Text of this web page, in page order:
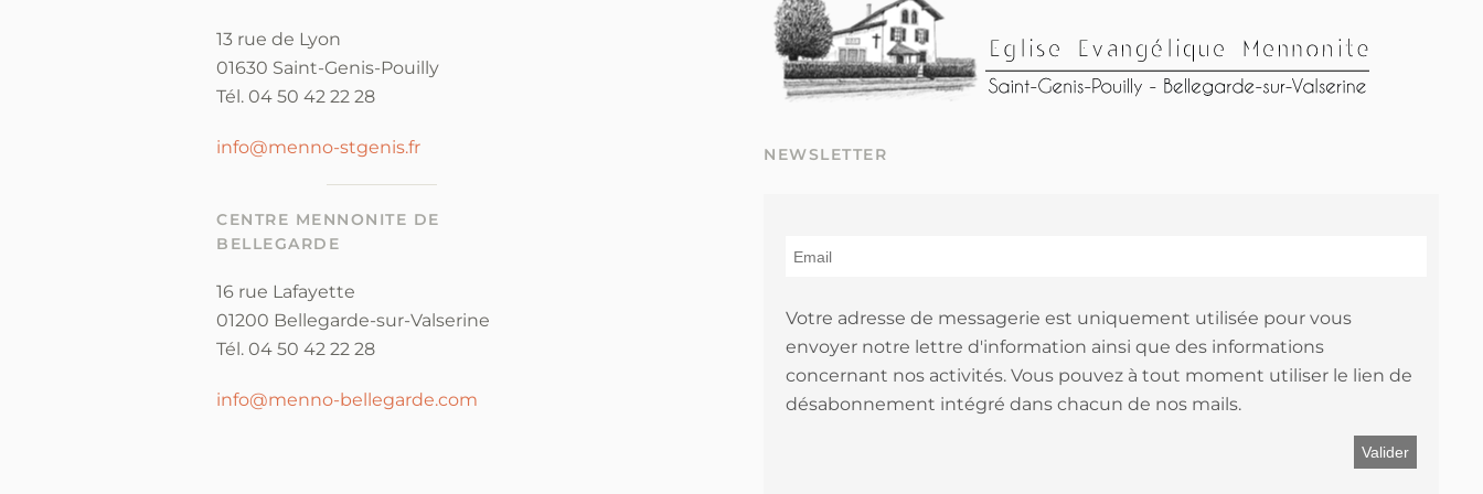
13 rue de Lyon
01630 Saint-Genis-Pouilly
Tél. 04 50 42 22 28
info@menno-stgenis.fr
CENTRE MENNONITE DE
BELLEGARDE
16 rue Lafayette
01200 Bellegarde-sur-Valserine
Tél. 04 50 42 22 28
info@menno-bellegarde.com
NEWSLETTER
Votre adresse de messagerie est uniquement utilisée pour vous
envoyer notre lettre d'information ainsi que des informations
concernant nos activités. Vous pouvez à tout moment utiliser le lien de
désabonnement intégré dans chacun de nos mails.